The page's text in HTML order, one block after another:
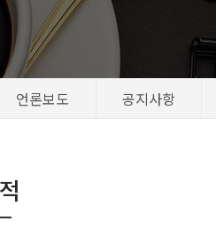
언론보도 공지사항